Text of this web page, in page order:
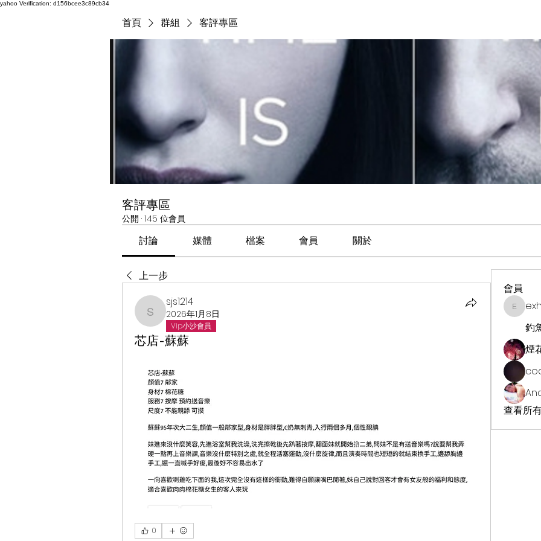
yahoo Verification: d156bcee3c89cb34
首頁 群組 客評專區
客評專區
公開 · 145 位會員
討論 媒體 檔案 會員 關於
上一步
sjs1214
sjs1214
2026年1月8日
Vip小沙會員
芯店-蘇蘇
0
會員
釣
煙
查看所